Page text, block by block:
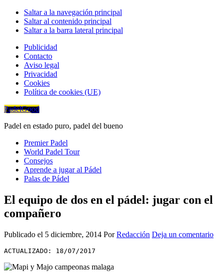
Saltar a la navegación principal
Saltar al contenido principal
Saltar a la barra lateral principal
Publicidad
Contacto
Aviso legal
Privacidad
Cookies
Política de cookies (UE)
PadelGood
Padel en estado puro, padel del bueno
Premier Padel
World Padel Tour
Consejos
Aprende a jugar al Pádel
Palas de Pádel
El equipo de dos en el pádel: jugar con el
compañero
Publicado el 5 diciembre, 2014 PorRedacción Deja un comentario
ACTUALIZADO: 18/07/2017